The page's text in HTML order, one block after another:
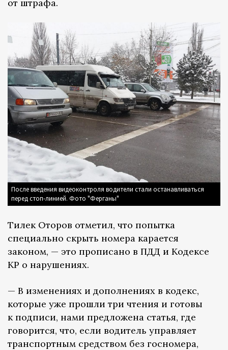
от штрафа.
После введения видеоконтроля водители стали останавливаться
перед стоп-линией. Фото "Ферганы"
Тилек Оторов отметил, что попытка
специально скрыть номера карается
законом, — это прописано в ПДД и Кодексе
КР о нарушениях.
— В изменениях и дополнениях в кодекс,
которые уже прошли три чтения и готовы
к подписи, нами предложена статья, где
говорится, что, если водитель управляет
транспортным средством без госномера,